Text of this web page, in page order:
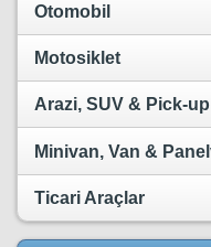
Otomobil
Motosiklet
Arazi, SUV & Pick-up
Minivan, Van &
Ticari Araçlar